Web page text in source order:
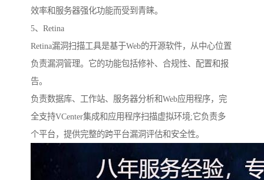
效率和服务器强化功能而受到青睐。
5、Retina
Retina漏洞扫描工具是基于Web的开源软件，从中心位置
负责漏洞管理。它的功能包括修补、合规性、配置和报
告。
负责数据库、工作站、服务器分析和Web应用程序，完
全支持VCenter集成和应用程序扫描虚拟环境;它负责多
个平台，提供完整的跨平台漏洞评估和安全性。